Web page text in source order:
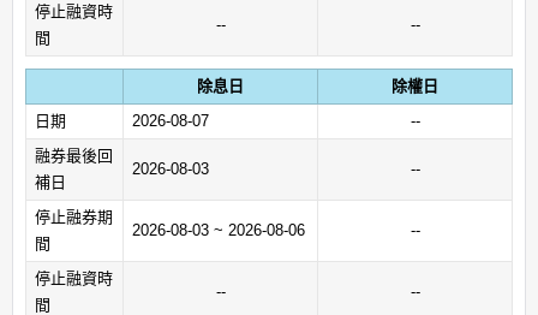
停止融資時
間
-- --
除息日
除權日
日期
2026-08-07
--
融券最後回
補日
2026-08-03 --
停止融券期
間
2026-08-03 ~ 2026-08-06 --
停止融資時
間
-- --